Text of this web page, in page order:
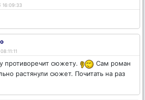
16:09:33
08:11:11
противоречит сюжету.
Сам роман
растянули сюжет. Почитать на раз